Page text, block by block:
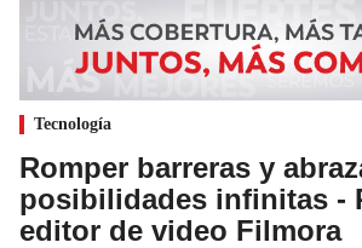
Tecnología
Romper barreras y
posibilidades infinitas -
editor de video Filmora